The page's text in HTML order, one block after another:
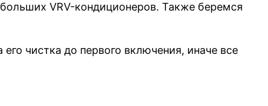
VRV-кондиционеров. Также беремся
чистка до первого включения, иначе все